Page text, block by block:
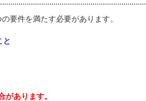
要件を満たす必要があります。
と
あります。